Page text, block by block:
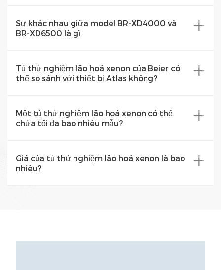
Sự khác nhau giữa model BR-XD4000 và
BR-XD6500 là gì
Tủ thử nghiệm lão hoá xenon của Beier có
thể so sánh với thiết bị Atlas không?
Một tủ thử nghiệm lão hoá xenon có thể
chứa tối đa bao nhiêu mẫu?
Giá của tủ thử nghiệm lão hoá xenon là bao
nhiêu?